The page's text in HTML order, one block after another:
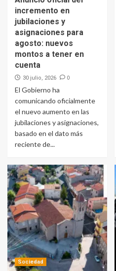
incremento en
jubilaciones y
asignaciones para
agosto: nuevos
montos a tener en
cuenta
30 julio, 2026 0
El Gobierno ha
comunicando oficialmente
el nuevo aumento en las
jubilaciones y asignaciones,
basado en el dato más
reciente de...
Sociedad